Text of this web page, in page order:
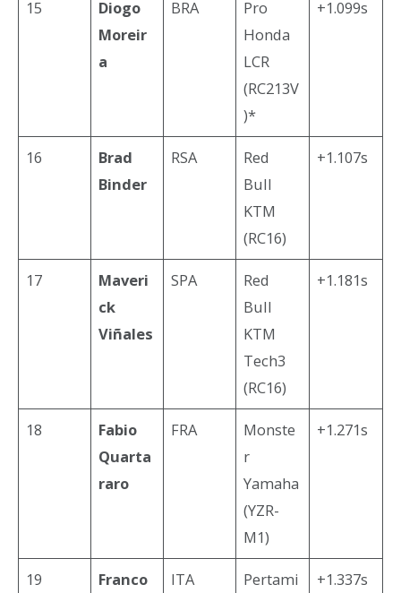
15
Diogo
Moreir
a
BRA
Pro
Honda
LCR
(RC213V
)*
+1.099s
16
Brad
Binder
RSA
Red
Bull
KTM
(RC16)
+1.107s
17
Maveri
ck
Viñales
SPA
Red
Bull
KTM
Tech3
(RC16)
+1.181s
18
Fabio
Quarta
raro
FRA
Monste
r
Yamaha
(YZR-
M1)
+1.271s
19
Franco
ITA
Pertami
+1.337s